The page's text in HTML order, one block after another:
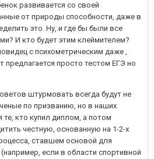
развивается со своей
от природы способности, даже в
это. Ну, и где бы были все
И кто будет этим клеймителем?
с психометрическим даже ,
предлагается просто тестом ЕГЭ но
штурмовать всегда будут не
по призванию, но в наших
те, кто купил диплом, а потом
честную, основанную на 1-2-х
ставшем основой для
если в области спортивной